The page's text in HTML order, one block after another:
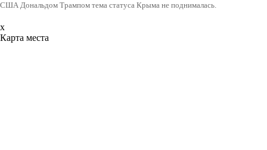
США Дональдом Трампом тема статуса Крыма не поднималась.
x
Карта места